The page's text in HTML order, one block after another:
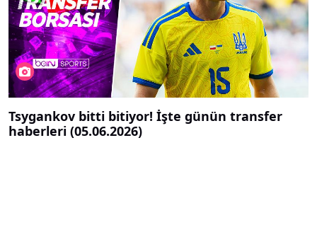
Tsygankov bitti bitiyor! İşte günün transfer
haberleri (05.06.2026)